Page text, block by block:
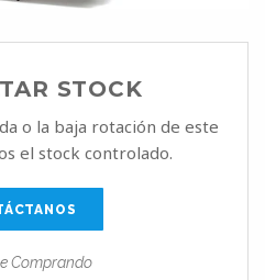
STOCK
o la baja rotación de este
el stock controlado.
Comprando